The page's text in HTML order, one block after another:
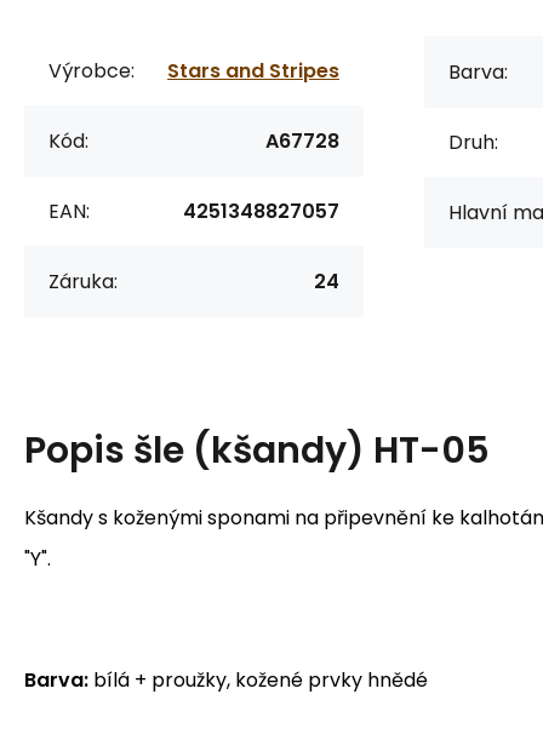
Výrobce: Stars and Stripes
Kód: A67728
EAN: 4251348827057
Záruka: 24
Barva:
Druh:
Hlavní
Popis šle (kšandy) HT-05
Kšandy s koženými sponami na připevnění ke
"Y".
Barva: bílá + proužky, kožené prvky hnědé